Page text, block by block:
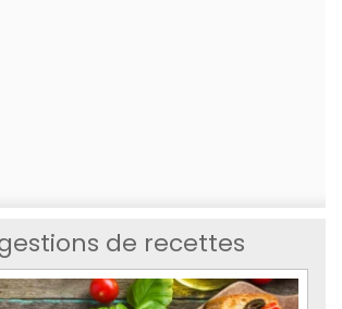
de recettes